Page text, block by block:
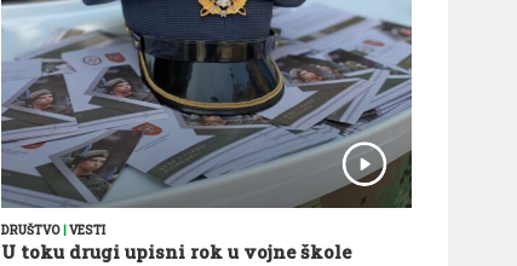
DRUŠTVO VESTI
U toku drugi upisni rok u vojne škole